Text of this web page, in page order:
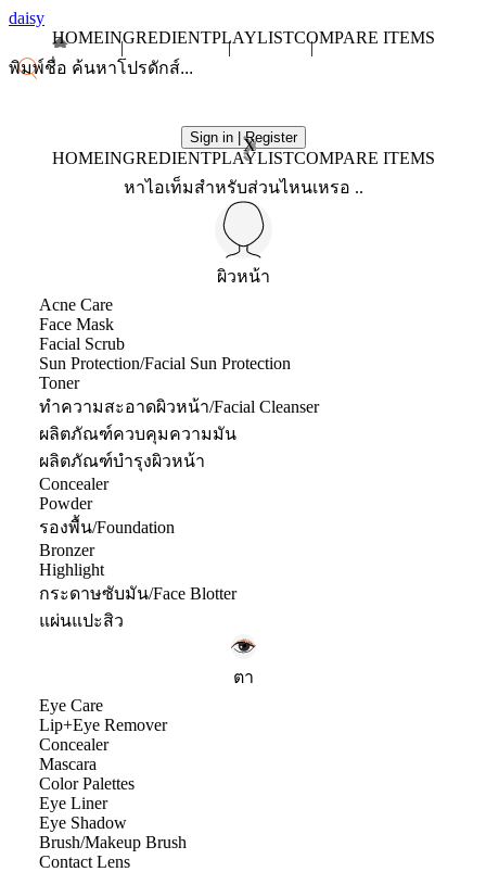
daisy
HOMEINGREDIENTPLAYLISTCOMPARE ITEMS
Sign in | Register
X
HOMEINGREDIENTPLAYLISTCOMPARE ITEMS
หาไอเท็มสำหรับส่วนไหนเหรอ ..
ผิวหน้า
Acne Care
Face Mask
Facial Scrub
Sun Protection/Facial Sun Protection
Toner
ทำความสะอาดผิวหน้า/Facial Cleanser
ผลิตภัณฑ์ควบคุมความมัน
ผลิตภัณฑ์บำรุงผิวหน้า
Concealer
Powder
รองพื้น/Foundation
Bronzer
Highlight
กระดาษซับมัน/Face Blotter
แผ่นแปะสิว
ตา
Eye Care
Lip+Eye Remover
Concealer
Mascara
Color Palettes
Eye Liner
Eye Shadow
Brush/Makeup Brush
Contact Lens